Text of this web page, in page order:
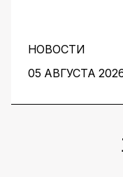
протяжении
директора
НОВОСТИ
05 АВГУСТА